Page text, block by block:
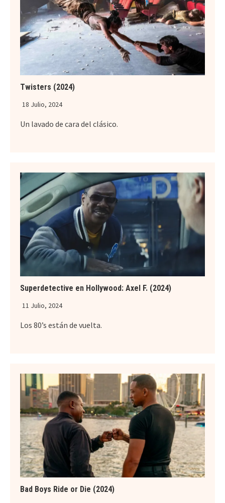
Twisters (2024)
18 Julio, 2024
Un lavado de cara del clásico.
Superdetective en Hollywood: Axel F. (2024)
11 Julio, 2024
Los 80’s están de vuelta.
Bad Boys Ride or Die (2024)